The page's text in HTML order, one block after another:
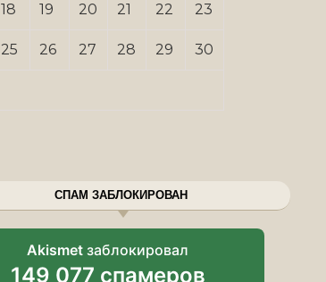
18 19 20 21 22 23
25 26 27 28 29 30
СПАМ ЗАБЛОКИРОВАН
Akismet заблокировал
149 077 спамеров